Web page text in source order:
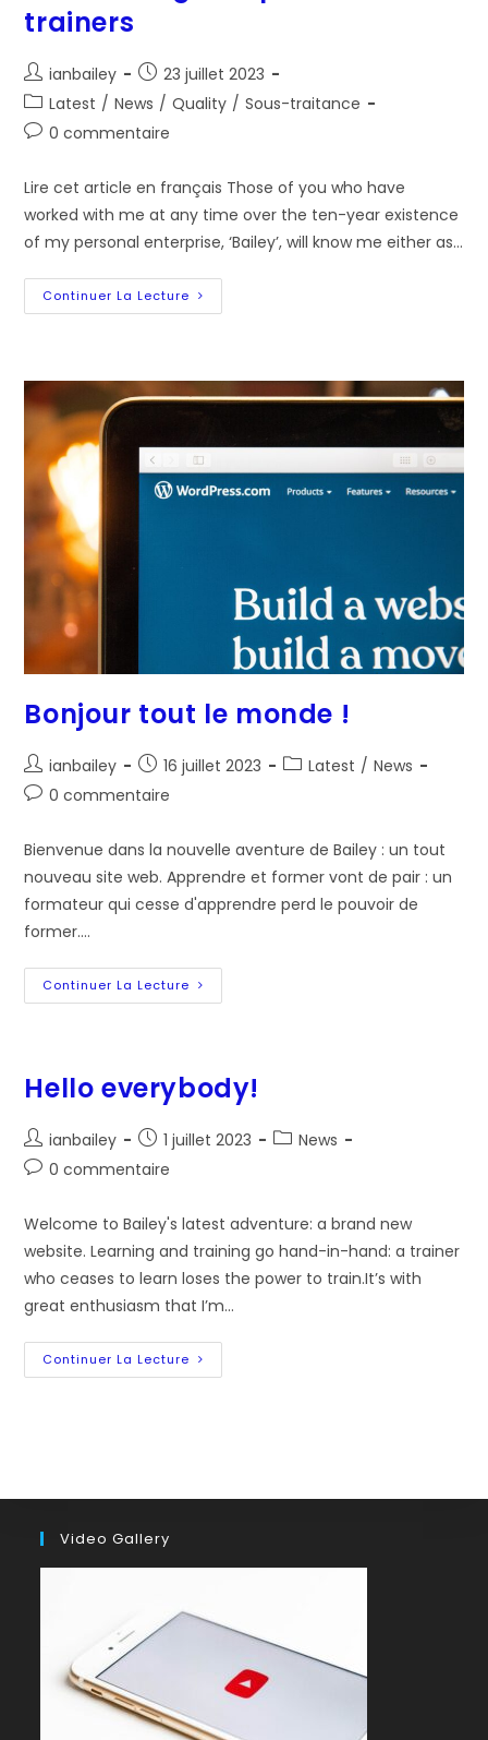
trainers
Auteur/autrice
de
la
publication :
ianbailey
Post
published:
23 juillet 2023
Post
category:
Latest / News / Quality / Sous-traitance
Post0 commentaire
Lire cet article en français Those of you who have
worked with me at any time over the ten-year existence
of my personal enterprise, ‘Bailey’, will know me either as…
Continuer La Lecture Promising
News
Trainers
Bonjour tout le monde !
Auteur/autrice
de
ianbailey
Post
published:
16 juillet 2023
PostLatest / News
Post0 commentaire
Bienvenue dans la nouvelle aventure de Bailey : un tout
nouveau site web. Apprendre et former vont de pair : un
formateur qui cesse d'apprendre perd le pouvoir de
former.…
Continuer La Lecture Bonjour
Tout
Hello everybody!
Auteur/autrice
de
ianbailey
Post
published:
1 juillet 2023
PostNews
Post0 commentaire
Welcome to Bailey's latest adventure: a brand new
website. Learning and training go hand-in-hand: a trainer
who ceases to learn loses the power to train.It’s with
great enthusiasm that I’m…
Continuer La Lecture Hello
Everybody!
Video Gallery